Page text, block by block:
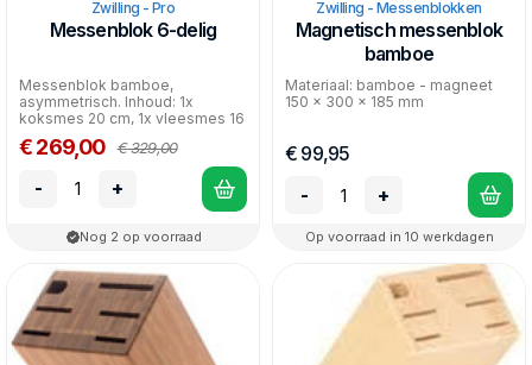
Zwilling - Pro
Messenblok 6-delig
Messenblok bamboe,
asymmetrisch. Inhoud: 1x
koksmes 20 cm, 1x vleesmes 16
cm, 1x universeel mes, 1x schil...
€ 269,00 € 329,00
- +
Nog 2 op voorraad
Zwilling - Messenblokken
Magnetisch messenblok
bamboe
Materiaal: bamboe - magneet
150 x 300 x 185 mm
€ 99,95
-
+
Op voorraad in 10 werkdagen